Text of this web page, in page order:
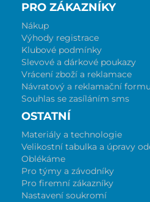
PRO ZÁKAZNÍKY
Nákup
Výhody registrace
Klubové podmínky
Slevové a dárkové poukazy
Vrácení zboží a reklamace
Návratový a reklamační
Souhlas se zasíláním sms
OSTATNÍ
Materiály a technologie
Velikostní tabulka a úpravy
Oblékáme
Pro týmy a závodníky
Pro firemní zákazníky
Nastavení soukromí